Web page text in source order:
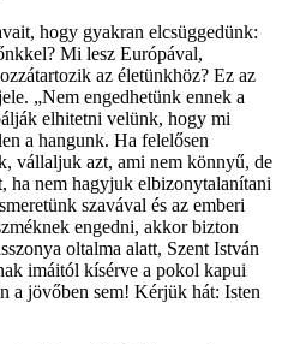
hogy gyakran elcsüggedünk:
Mi lesz Európával,
az életünkhöz? Ez az
„Nem engedhetünk ennek a
elhitetni velünk, hogy mi
a hangunk. Ha felelősen
vállaljuk azt, ami nem könnyű, de
ha nem hagyjuk elbizonytalanítani
szavával és az emberi
engedni, akkor bizton
oltalma alatt, Szent István
imáitól kísérve a pokol kapui
a jövőben sem! Kérjük hát: Isten